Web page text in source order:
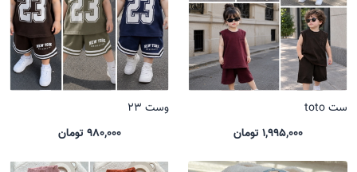
ست toto
1,995,000 تومان
وست 23
980,000 تومان